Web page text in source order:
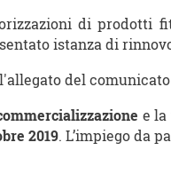
di prodotti
istanza di
del
e la
2019. L’impiego da